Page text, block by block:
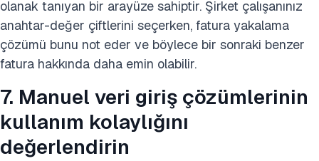
olanak tanıyan bir arayüze sahiptir. Şirket çalışanınız
anahtar-değer çiftlerini seçerken, fatura yakalama
çözümü bunu not eder ve böylece bir sonraki benzer
fatura hakkında daha emin olabilir.
7. Manuel veri giriş çözümlerinin
kullanım kolaylığını
değerlendirin